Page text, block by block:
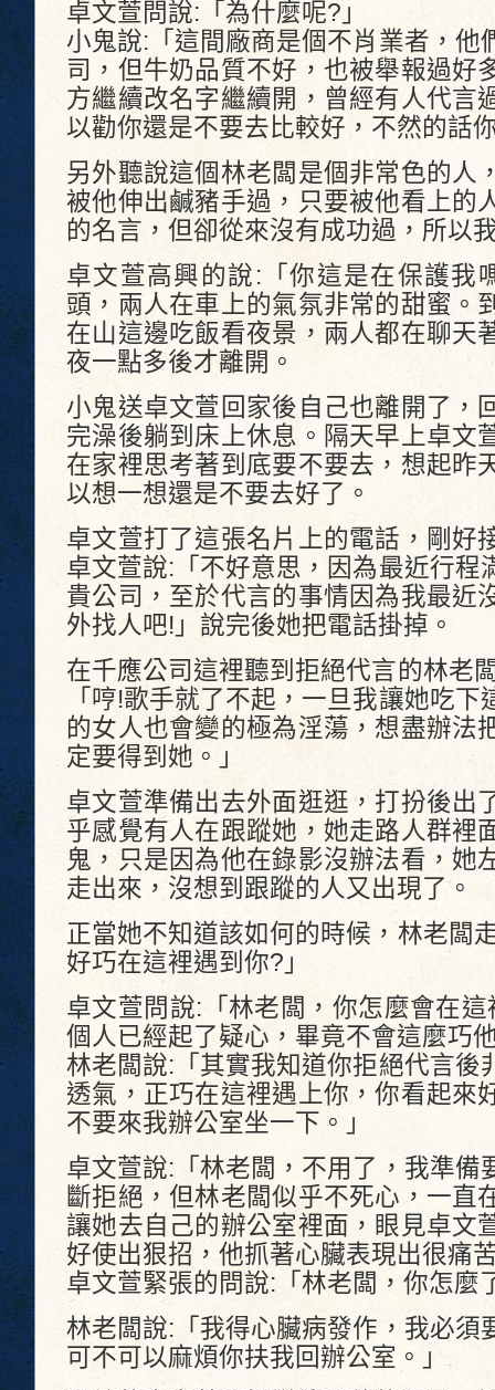
卓文萱問說:「為什麼呢?」
小鬼說:「這間廠商是個不肖業者，他
司，但牛奶品質不好，也被舉報過好
方繼續改名字繼續開，曾經有人代言
以勸你還是不要去比較好，不然的話
另外聽說這個林老闆是個非常色的人
被他伸出鹹豬手過，只要被他看上的
的名言，但卻從來沒有成功過，所以
卓文萱高興的說:「你這是在保護我
頭，兩人在車上的氣氛非常的甜蜜。
在山這邊吃飯看夜景，兩人都在聊天
夜一點多後才離開。
小鬼送卓文萱回家後自己也離開了，
完澡後躺到床上休息。隔天早上卓文
在家裡思考著到底要不要去，想起昨
以想一想還是不要去好了。
卓文萱打了這張名片上的電話，剛好
卓文萱說:「不好意思，因為最近行程
貴公司，至於代言的事情因為我最近
外找人吧!」說完後她把電話掛掉。
在千應公司這裡聽到拒絕代言的林老
「哼!歌手就了不起，一旦我讓她吃
的女人也會變的極為淫蕩，想盡辦法
定要得到她。」
卓文萱準備出去外面逛逛，打扮後出
乎感覺有人在跟蹤她，她走路人群裡
鬼，只是因為他在錄影沒辦法看，她
走出來，沒想到跟蹤的人又出現了。
正當她不知道該如何的時候，林老闆
好巧在這裡遇到你?」
卓文萱問說:「林老闆，你怎麼會在
個人已經起了疑心，畢竟不會這麼巧
林老闆說:「其實我知道你拒絕代言後
透氣，正巧在這裡遇上你，你看起來
不要來我辦公室坐一下。」
卓文萱說:「林老闆，不用了，我準備
斷拒絕，但林老闆似乎不死心，一直
讓她去自己的辦公室裡面，眼見卓文
好使出狠招，他抓著心臟表現出很痛
卓文萱緊張的問說:「林老闆，你怎麼
林老闆說:「我得心臟病發作，我必須
可不可以麻煩你扶我回辦公室。」